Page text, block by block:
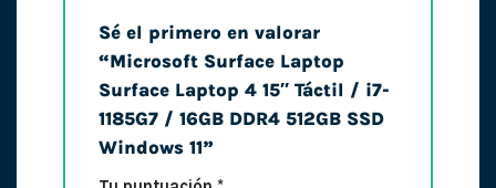
Sé el primero en valorar
“Microsoft Surface Laptop
Surface Laptop 4 15″ Táctil / i7-
1185G7 / 16GB DDR4 512GB SSD
Windows 11”